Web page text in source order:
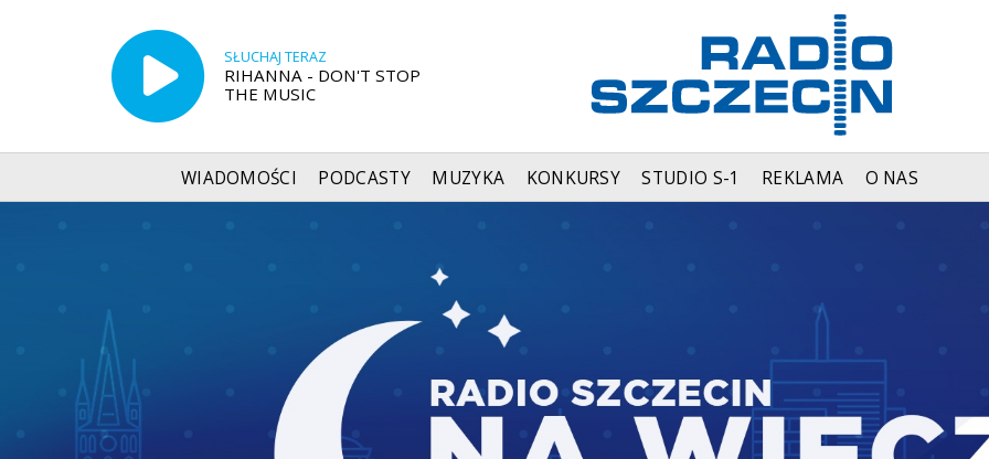
SŁUCHAJ TERAZ
RIHANNA - DON'T STOP
THE MUSIC
WIADOMOŚCI PODCASTY MUZYKA KONKURSY STUDIO S-1 REKLAMA O NAS